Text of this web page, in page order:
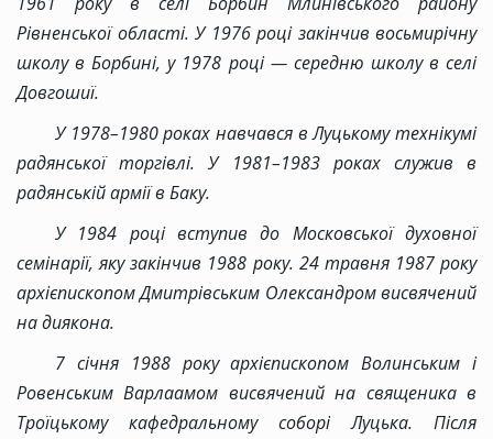
Рівненської області. У 1976 році закінчив восьмирічну
школу в Борбині, у 1978 році — середню школу в селі
Довгошиї.
У 1978–1980 роках навчався в Луцькому технікумі
радянської торгівлі. У 1981–1983 роках служив в
радянській армії в Баку.
У 1984 році вступив до Московської духовної
семінарії, яку закінчив 1988 року. 24 травня 1987 року
архієпископом Дмитрівським Олександром висвячений
на диякона.
7 січня 1988 року архієпископом Волинським і
Ровенським Варлаамом висвячений на священика в
Троїцькому кафедральному соборі Луцька. Після